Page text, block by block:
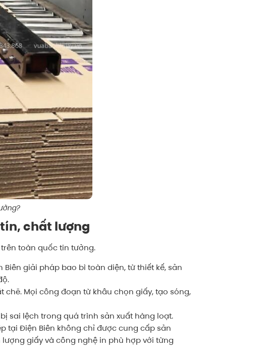
tín, chất lượng
toàn quốc tin tưởng.
Biên giải pháp bao bì toàn diện, từ thiết kế, sản
chẽ. Mọi công đoạn từ khâu chọn giấy, tạo sóng,
sai lệch trong quá trình sản xuất hàng loạt.
tại Điện Biên không chỉ được cung cấp sản
giấy và công nghệ in phù hợp với từng